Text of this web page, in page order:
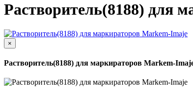
Растворитель(8188) для
×
Растворитель(8188) для маркираторов Markem-